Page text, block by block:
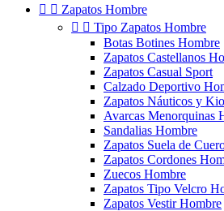
  Zapatos Hombre
  Tipo Zapatos Hombre
Botas Botines Hombre
Zapatos Castellanos
Zapatos Casual Sport
Calzado Deportivo
Zapatos Náuticos y
Avarcas Menorquinas
Sandalias Hombre
Zapatos Suela de
Zapatos Cordones
Zuecos Hombre
Zapatos Tipo Velcro
Zapatos Vestir Hombre